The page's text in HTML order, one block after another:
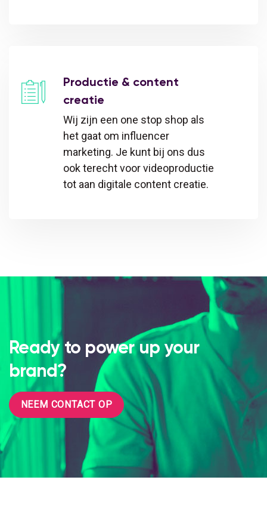
Productie & content
creatie
Wij zijn een one stop shop als
het gaat om influencer
marketing. Je kunt bij ons dus
ook terecht voor videoproductie
tot aan digitale content creatie.
Ready to power up your
brand?
NEEM CONTACT OP